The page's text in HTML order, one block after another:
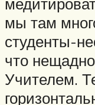
мы там
студенты-
что
Учителем.